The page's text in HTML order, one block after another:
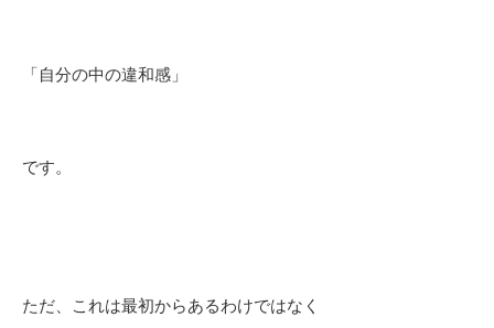
「自分の中の違和感」
です。
ただ、これは最初からあるわけではなく